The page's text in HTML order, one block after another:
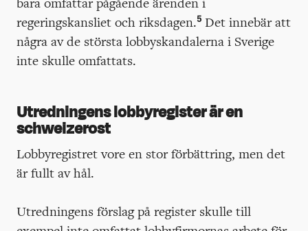
regeringskansliet och riksdagen.5 Det innebär att
några av de största lobbyskandalerna i Sverige
inte skulle omfattats.
Utredningens lobbyregister är en
schweizerost
Lobbyregistret vore en stor förbättring, men det
är fullt av hål.
Utredningens förslag på register skulle till